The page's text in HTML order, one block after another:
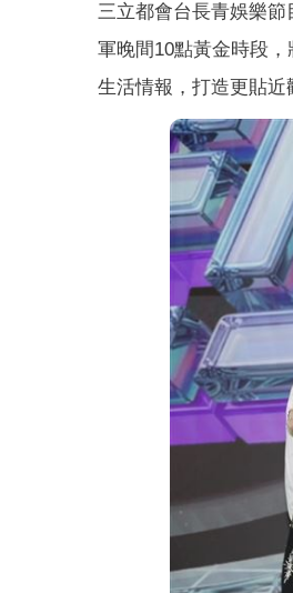
三立都會台長青娛樂
軍晚間10點黃金時段
生活情報，打造更貼近